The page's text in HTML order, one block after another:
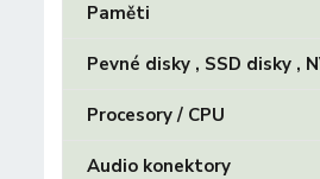
Paměti
Pevné disky , SSD disky ,
Procesory / CPU
Audio konektory